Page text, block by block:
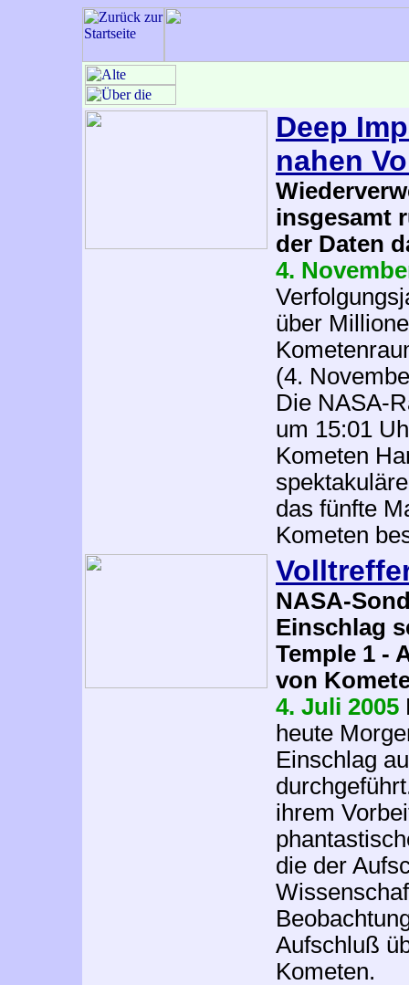
Deep
nahen
insgesamt
der Daten
4.
über
(4.
Die NASA-
um 15:01
Kometen
das fünfte
Kometen
NASA-
Einschlag
Temple 1 -
von
4. Juli 2005
heute
Einschlag
ihrem
die der
Aufschluß
Kometen.